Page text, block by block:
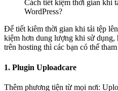
Cách tiết kiệm thời gian khi
WordPress?
Để tiết kiêm thời gian khi tải tệp
kiệm hơn dung lượng khi sử dụng,
trên hosting thì các bạn có thể
1. Plugin Uploadcare
Thêm phương tiện từ mọi nơi: